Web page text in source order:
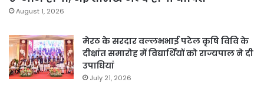
August 1, 2026
मेरठ के सरदार वल्लभभाई पटेल कृषि विवि के
दीक्षांत समारोह में विद्यार्थियों को राज्यपाल ने दी
उपाधियां
July 21, 2026